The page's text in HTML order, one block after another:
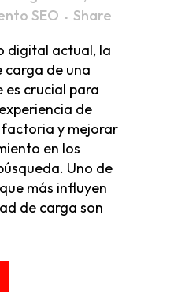
SEO
Share
digital actual, la
carga de una
es crucial para
de
y mejorar
en los
Uno de
más influyen
de carga son